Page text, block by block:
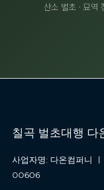
산소 벌초 · 묘역
칠곡 벌초대행 다
사업자명: 다온컴퍼니
00606